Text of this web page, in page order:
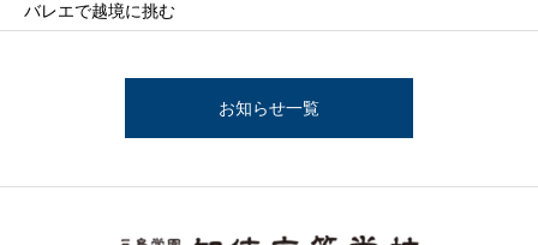
バレエで越境に挑む
お知らせ一覧